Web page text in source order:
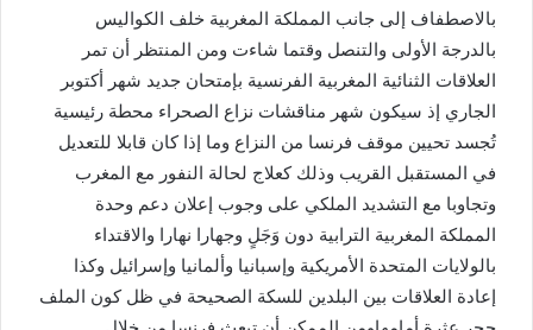
بالاصطفاف إلى جانب المملكة المغربية خلف الكواليس
بالدرجة الأولى والتنصل وقتما شاءت ومن المنتظر أن تمر
العلاقات الثنائية المغربية الفرنسية بإمتحان جديد شهر أكتوبر
الجاري إذ سيكون شهر مناقشات نزاع الصحراء محطة رئيسية
تُجسد تحيين موقف فرنسا من النزاع وما إذا كان قابلا للتعديل
في المستقبل القريب وذلك كعلاج لحالة النفور مع المغرب
وتجاوبا مع التشديد الملكي على وجوب إعلان دعم وحدة
المملكة المغربية الترابية دون وَجَلٍ وجهارا نهارا والاقتداء
بالولايات المتحدة الأمريكية وإسبانيا وألمانيا وإسرائيل وكذا
إعادة العلاقات بين البلدين للسكة الصحيحة في ظل كون الملف